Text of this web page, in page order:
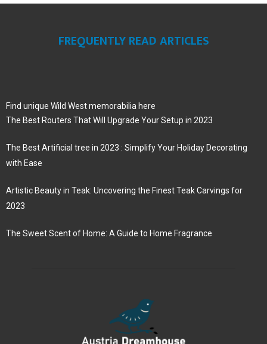
FREQUENTLY READ ARTICLES
Find unique Wild West memorabilia here
The Best Routers That Will Upgrade Your Setup in 2023
The Best Artificial tree in 2023 : Simplify Your Holiday Decorating
with Ease
Artistic Beauty in Teak: Uncovering the Finest Teak Carvings for
2023
The Sweet Scent of Home: A Guide to Home Fragrance